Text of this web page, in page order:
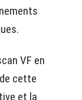
VF en
cette
et la